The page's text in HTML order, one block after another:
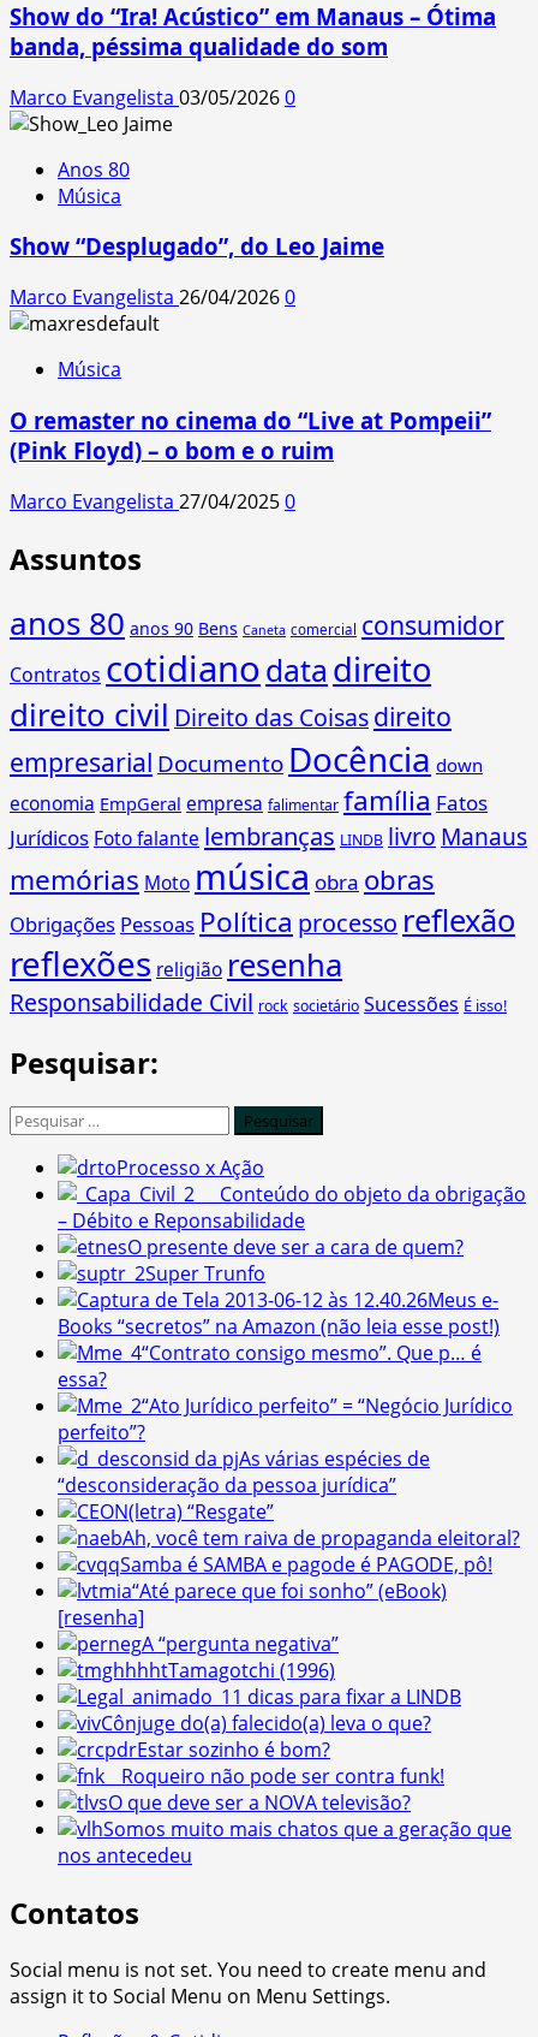
Show do “Ira! Acústico” em Manaus – Ótima
banda, péssima qualidade do som
Marco Evangelista 03/05/20260
Anos 80
Música
Show “Desplugado”, do Leo Jaime
Marco Evangelista 26/04/20260
Música
O remaster no cinema do “Live at Pompeii”
(Pink Floyd) – o bom e o ruim
Marco Evangelista 27/04/20250
Assuntos
anos 80 anos 90 Bens Caneta comercial consumidor
Contratos cotidianodata direito
direito civil Direito das Coisasdireito
empresarial Documento Docência down
economia EmpGeral empresa falimentar família Fatos
Jurídicos Foto falante lembranças LINDB livro Manaus
memórias Moto música obra obras
Obrigações Pessoas Política processo reflexão
reflexões religião resenha
Responsabilidade Civil rock societário Sucessões É isso!
Pesquisar:
Pesquisar
Processo x Ação
Conteúdo do objeto da obrigação
– Débito e Reponsabilidade
O presente deve ser a cara de quem?
Super Trunfo
Meus e-
Books “secretos” na Amazon (não leia esse post!)
“Contrato consigo mesmo”. Que p… é
essa?
“Ato Jurídico perfeito” = “Negócio Jurídico
perfeito”?
As várias espécies de
“desconsideração da pessoa jurídica”
(letra) “Resgate”
Ah, você tem raiva de propaganda eleitoral?
Samba é SAMBA e pagode é PAGODE, pô!
“Até parece que foi sonho” (eBook)
[resenha]
A “pergunta negativa”
Tamagotchi (1996)
11 dicas para fixar a LINDB
Cônjuge do(a) falecido(a) leva o que?
Estar sozinho é bom?
Roqueiro não pode ser contra funk!
O que deve ser a NOVA televisão?
Somos muito mais chatos que a geração que
nos antecedeu
Contatos
Social menu is not set. You need to create menu and
assign it to Social Menu on Menu Settings.